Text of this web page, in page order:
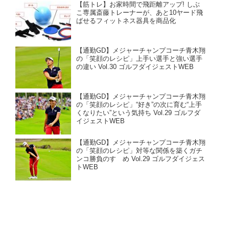
【筋トレ】お家時間で飛距離アップ! しぶ
こ専属斎藤トレーナーが、あと10ヤード飛
ばせるフィットネス器具を商品化
【通勤GD】メジャーチャンプコーチ青木翔
の「笑顔のレシピ」上手い選手と強い選手
の違い Vol.30 ゴルフダイジェストWEB
【通勤GD】メジャーチャンプコーチ青木翔
の「笑顔のレシピ」“好き”の次に育む“上手
くなりたい”という気持ち Vol.29 ゴルフダ
イジェストWEB
【通勤GD】メジャーチャンプコーチ青木翔
の「笑顔のレシピ」対等な関係を築くガチ
ンコ勝負のすゝめ Vol.29 ゴルフダイジェス
トWEB